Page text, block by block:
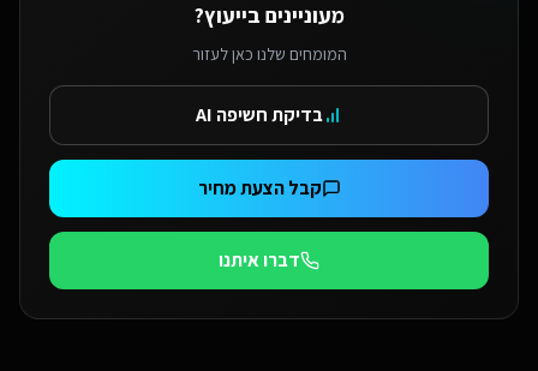
מעוניינים בייעוץ?
המומחים שלנו כאן לעזור
בדיקת חשיפה AI
קבל הצעת מחיר
דברו איתנו